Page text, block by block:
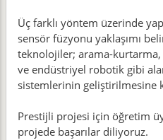
Üç farklı yöntem üzerinde
sensör füzyonu yaklaşımı
teknolojiler; arama-
ve endüstriyel robotik gibi
sistemlerinin geliştirilmesine
Prestijli projesi için öğretim
projede başarılar diliyoruz.